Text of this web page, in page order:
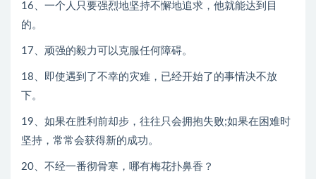
16、一个人只要强烈地坚持不懈地追求，他就能达到目
的。
17、顽强的毅力可以克服任何障碍。
18、即使遇到了不幸的灾难，已经开始了的事情决不放
下。
19、如果在胜利前却步，往往只会拥抱失败;如果在困难时
坚持，常常会获得新的成功。
20、不经一番彻骨寒，哪有梅花扑鼻香？